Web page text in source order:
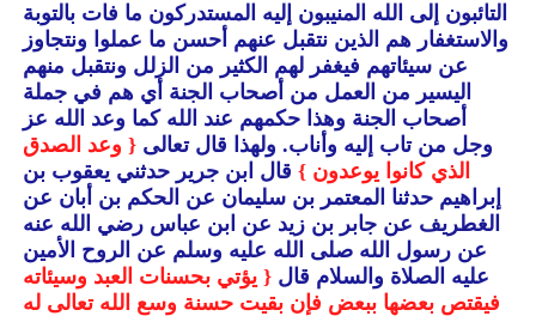
التائبون إلى الله المنيبون إليه المستدركون ما فات بالتوبة
والاستغفار هم الذين نتقبل عنهم أحسن ما عملوا ونتجاوز
عن سيئاتهم فيغفر لهم الكثير من الزلل ونتقبل منهم
اليسير من العمل من أصحاب الجنة أي هم في جملة
أصحاب الجنة وهذا حكمهم عند الله كما وعد الله عز
وجل من تاب إليه وأناب.ولهذا قال تعالى { وعد الصدق
الذي كانوا يوعدون }قال ابن جرير حدثني يعقوب بن
إبراهيم حدثنا المعتمر بن سليمان عن الحكم بن أبان عن
الغطريف عن جابر بن زيد عن ابن عباس رضي الله عنه
عن رسول الله صلى الله عليه وسلم عن الروح الأمين
عليه الصلاة والسلام قال { يؤتي بحسنات العبد وسيئاته
فيقتص بعضها ببعض فإن بقيت حسنة وسع الله تعالى له